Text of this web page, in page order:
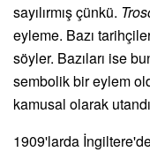
sayılırmış çünkü.
eyleme. Bazı
söyler. Bazıları ise
sembolik bir eylem
kamusal olarak
1909'larda